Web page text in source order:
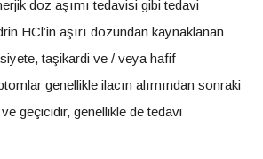
doz aşımı tedavisi gibi tedavi
HCl’in aşırı dozundan kaynaklanan
taşikardi ve / veya hafif
genellikle ilacın alımından sonraki
geçicidir, genellikle de tedavi